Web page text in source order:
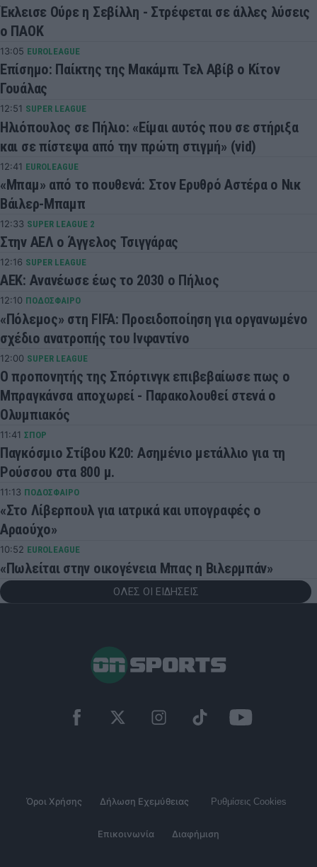
Έκλεισε Ούρε η Σεβίλλη - Στρέφεται σε άλλες λύσεις
ο ΠΑΟΚ
13:05 EUROLEAGUE
Επίσημο: Παίκτης της Μακάμπι Τελ Αβίβ ο Κίτον
Γουάλας
12:51 SUPER LEAGUE
Ηλιόπουλος σε Πήλιο: «Είμαι αυτός που σε στήριξα
και σε πίστεψα από την πρώτη στιγμή» (vid)
12:41 EUROLEAGUE
«Μπαμ» από το πουθενά: Στον Ερυθρό Αστέρα ο Νικ
Βάιλερ-Μπαμπ
12:33 SUPER LEAGUE 2
Στην ΑΕΛ ο Άγγελος Τσιγγάρας
12:16 SUPER LEAGUE
ΑΕΚ: Ανανέωσε έως το 2030 ο Πήλιος
12:10 ΠΟΔΟΣΦΑΙΡΟ
«Πόλεμος» στη FIFA: Προειδοποίηση για οργανωμένο
σχέδιο ανατροπής του Ινφαντίνο
12:00 SUPER LEAGUE
Ο προπονητής της Σπόρτινγκ επιβεβαίωσε πως ο
Μπραγκάνσα αποχωρεί - Παρακολουθεί στενά ο
Ολυμπιακός
11:41 ΣΠΟΡ
Παγκόσμιο Στίβου Κ20: Ασημένιο μετάλλιο για τη
Ρούσσου στα 800 μ.
11:13 ΠΟΔΟΣΦΑΙΡΟ
«Στο Λίβερπουλ για ιατρικά και υπογραφές ο
Αραούχο»
10:52 EUROLEAGUE
«Πωλείται στην οικογένεια Μπας η Βιλερμπάν»
ΟΛΕΣ ΟΙ ΕΙΔΗΣΕΙΣ
Όροι Χρήσης Δήλωση Εχεμύθειας Ρυθμίσεις Cookies
Επικοινωνία Διαφήμιση